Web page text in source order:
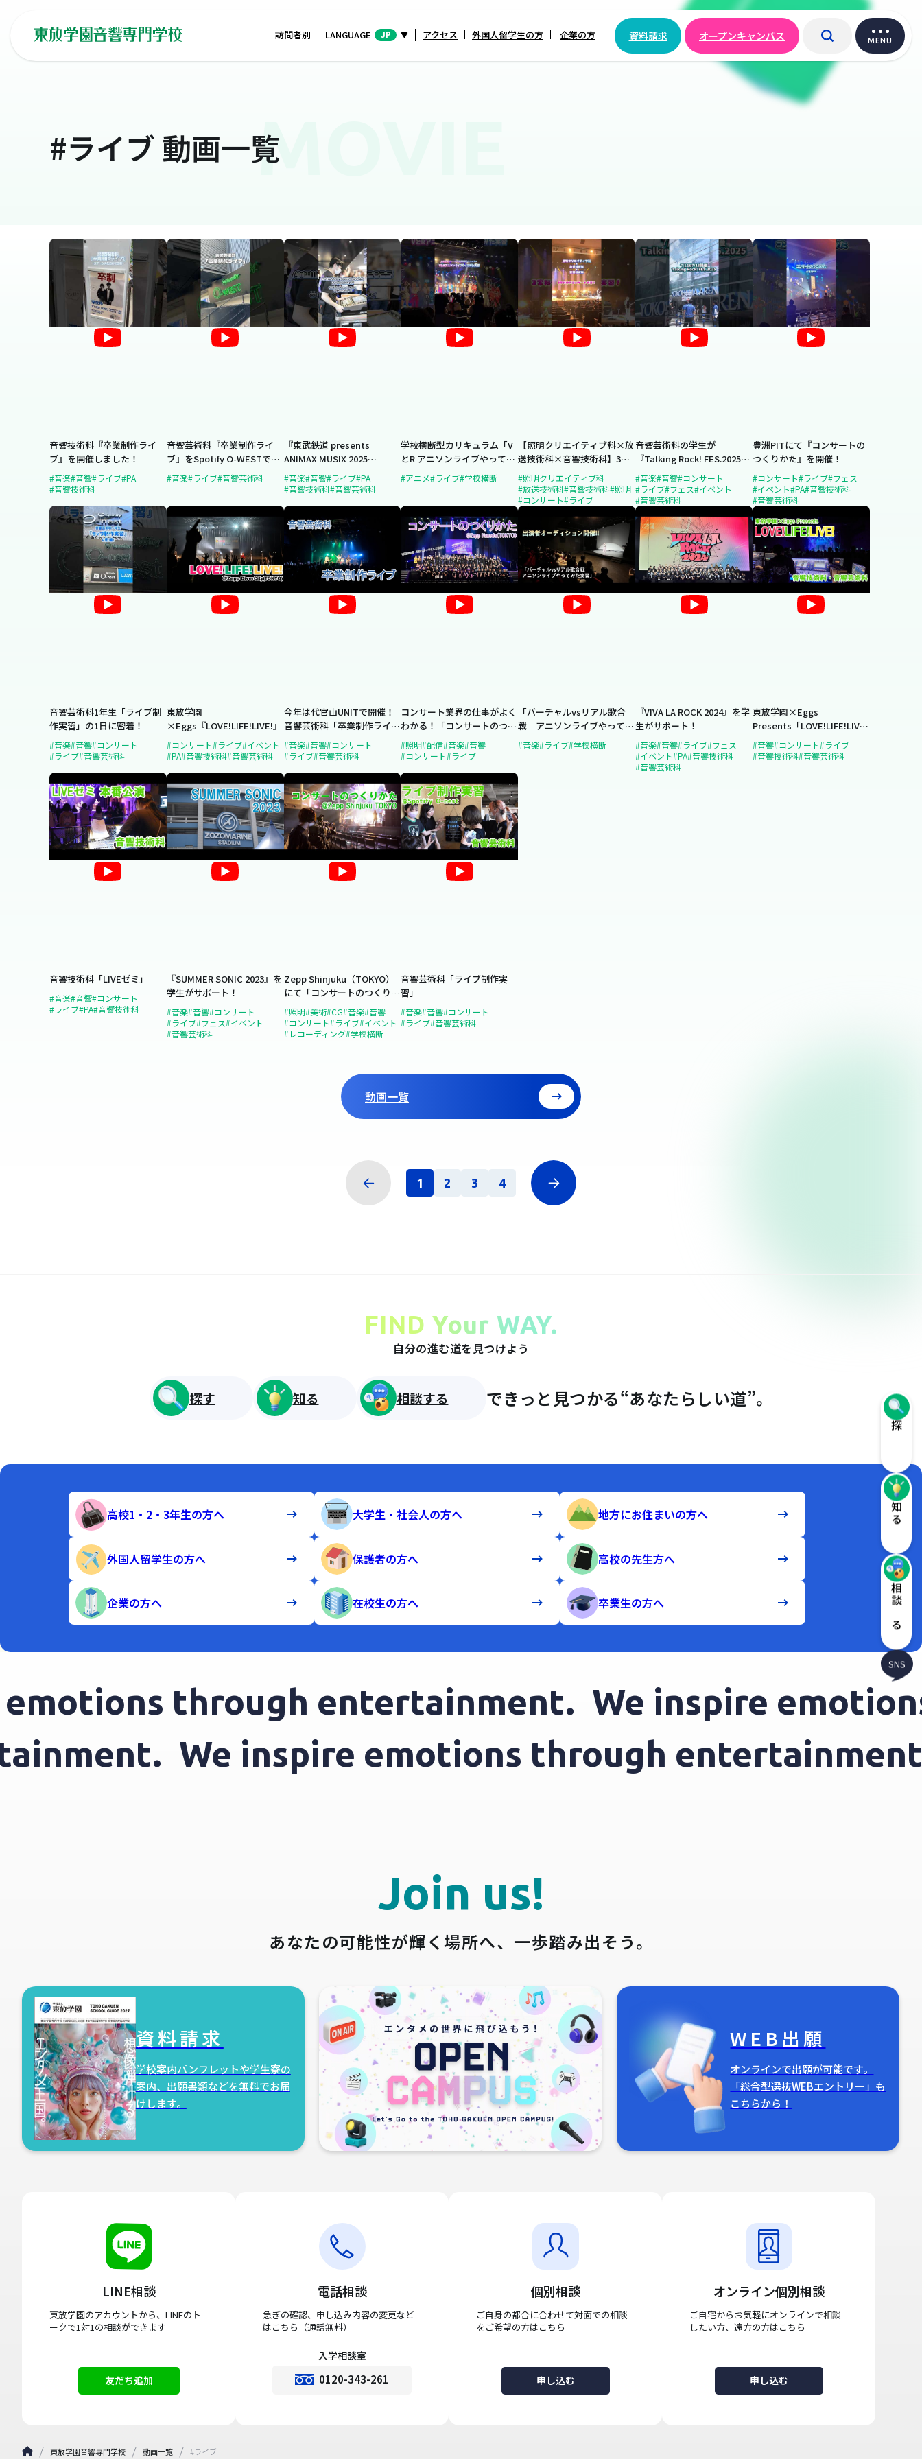
訪問者別 LANGUAGE JP アクセス 外国人留学生の方 企業の方 資料請求 オープンキャンパス MENU
#ライブ 動画一覧MOVIE
音響技術科『卒業制作ライ
ブ』を開催しました！
#音楽#音響#ライブ#PA
#音響技術科
音響芸術科『卒業制作ライ
ブ』をSpotify O-WESTで開
催!!
#音楽#ライブ#音響芸術科
『東武鉄道 presents
ANIMAX MUSIX 2025
YOKOHAMA supported by
Lemino』にサポートスタッ
#音楽#音響#ライブ#PA
#音響技術科#音響芸術科
学校横断型カリキュラム「V
とR アニソンライブやってみ
た実習」ライブイベントを開
催！
#アニメ#ライブ#学校横断
【照明クリエイティブ科×放
送技術科×音響技術科】3学
科合同コンサート実習を実
施！
#照明クリエイティブ科
#放送技術科#音響技術科#照明
#コンサート#ライブ
音響芸術科の学生が
『Talking Rock! FES.2025』
にサポートスタッフとして参
加！
#音楽#音響#コンサート
#ライブ#フェス#イベント
#音響芸術科
豊洲PITにて『コンサートの
つくりかた』を開催！
#コンサート#ライブ#フェス
#イベント#PA#音響技術科
#音響芸術科
音響芸術科1年生「ライブ制
作実習」の1日に密着！
#音楽#音響#コンサート
#ライブ#音響芸術科
東放学園
×Eggs『LOVE!LIFE!LIVE!』
#コンサート#ライブ#イベント
#PA#音響技術科#音響芸術科
今年は代官山UNITで開催！
音響芸術科「卒業制作ライ
ブ」
#音楽#音響#コンサート
#ライブ#音響芸術科
コンサート業界の仕事がよく
わかる！「コンサートのつく
りかた」を開催！
#照明#配信#音楽#音響
#コンサート#ライブ
「バーチャルvsリアル歌合
戦 アニソンライブやってみ
た実習」出演者オーディショ
ン
#音楽#ライブ#学校横断
『VIVA LA ROCK 2024』を学
生がサポート！
#音楽#音響#ライブ#フェス
#イベント#PA#音響技術科
#音響芸術科
東放学園×Eggs
Presents「LOVE!LIFE!LIVE!
」
#音響#コンサート#ライブ
#音響技術科#音響芸術科
音響技術科「LIVEゼミ」
#音楽#音響#コンサート
#ライブ#PA#音響技術科
『SUMMER SONIC 2023』を
学生がサポート！
#音楽#音響#コンサート
#ライブ#フェス#イベント
#音響芸術科
Zepp Shinjuku（TOKYO）
にて「コンサートのつくりか
た」を開催！
#照明#美術#CG#音楽#音響
#コンサート#ライブ#イベント
#レコーディング#学校横断
音響芸術科「ライブ制作実
習」
#音楽#音響#コンサート
#ライブ#音響芸術科
動画一覧
1 2 3 4
FIND Your WAY.
自分の進む道を見つけよう
探す 知る 相談する できっと見つかる“あなたらしい道”。
高校1・2・3年生の方へ 大学生・社会人の方へ 地方にお住まいの方へ
外国人留学生の方へ 保護者の方へ 高校の先生方へ
企業の方へ 在校生の方へ 卒業生の方へ
through entertainment. We inspire emotions
We inspire emotions through
Join us!
あなたの可能性が輝く場所へ、 一歩踏み出そう。
資料請求
学校案内パンフレットや学生寮の
案内、出願書類などを無料でお届
けします。
WEB出願
オンラインで出願が可能です。
「総合型選抜WEBエントリー」も
こちらから！
LINE相談
東放学園のアカウントから、LINEのト
ークで1対1の相談ができます
友だち追加
電話相談
急ぎの確認、申し込み内容の変更など
はこちら（通話無料）
入学相談室
0120-343-261
個別相談
ご自身の都合に合わせて対面での相談
をご希望の方はこちら
申し込む
オンライン個別相談
ご自宅からお気軽にオンラインで相談
したい方、遠方の方はこちら
申し込む
東放学園音響専門学校 動画一覧 #ライブ
探す
知る
相談する
SNS